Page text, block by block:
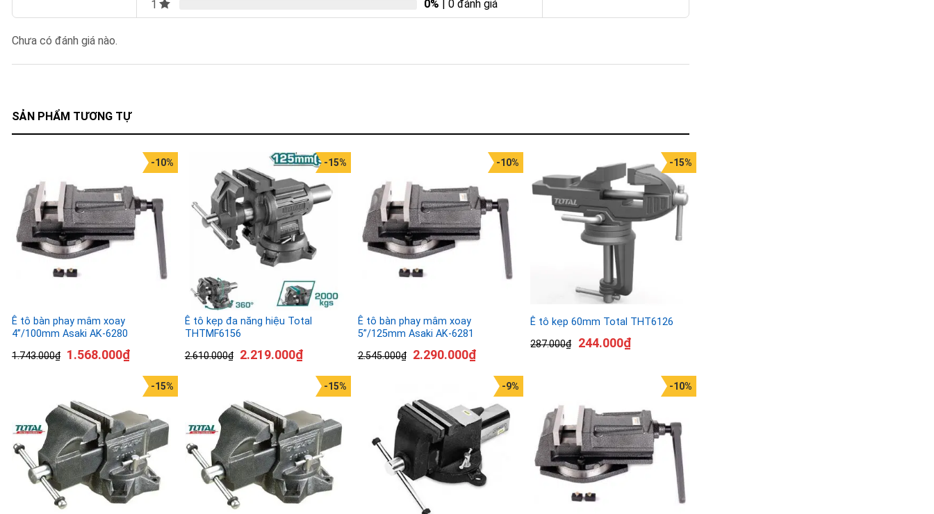
1
0% | 0 đánh giá
Chưa có đánh giá nào.
SẢN PHẨM TƯƠNG TỰ
Ê tô bàn phay mâm xoay
4”/100mm Asaki AK-6280
1.743.000₫
-10%
1.568.000₫
Ê tô kẹp đa năng hiệu Total
THTMF6156
2.610.000₫
-15%
2.219.000₫
Ê tô bàn phay mâm xoay
5”/125mm Asaki AK-6281
2.545.000₫
-10%
2.290.000₫
Ê tô kẹp 60mm Total THT6126
287.000₫
-15%
244.000₫
-15% -15% -9% -10%